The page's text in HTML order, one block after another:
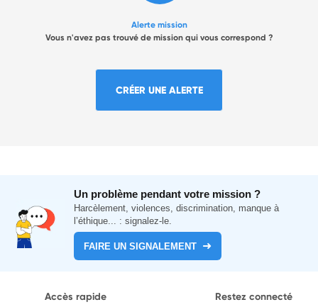
Alerte mission
Vous n'avez pas trouvé de mission qui vous correspond ?
CRÉER UNE ALERTE
Un problème pendant votre mission ?
Harcèlement, violences, discrimination, manque à
l’éthique... : signalez-le.
FAIRE UN SIGNALEMENT
Accès rapide Restez connecté